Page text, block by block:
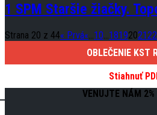
1 SPM Staršie žiačky.
Strana 20 z 44« Prvá«...10...1819202122
OBLEČENIE KST
Stiahnuť
VENUJTE NÁM 2%